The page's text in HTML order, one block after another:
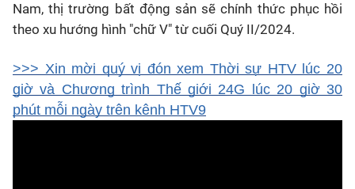
Nam, thị trường bất động sản sẽ chính thức phục hồi
theo xu hướng hình "chữ V" từ cuối Quý II/2024.
>>> Xin mời quý vị đón xem Thời sự HTV lúc 20
giờ và Chương trình Thế giới 24G lúc 20 giờ 30
phút mỗi ngày trên kênh HTV9